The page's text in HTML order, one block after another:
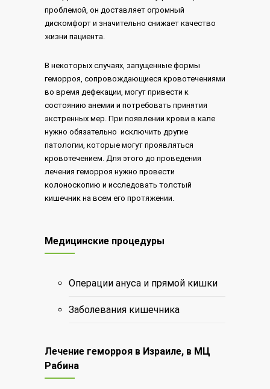
проблемой, он доставляет огромный
дискомфорт и значительно снижает качество
жизни пациента.
В некоторых случаях, запущенные формы
геморроя, сопровождающиеся кровотечениями
во время дефекации, могут привести к
состоянию анемии и потребовать принятия
экстренных мер. При появлении крови в кале
нужно обязательно исключить другие
патологии, которые могут проявляться
кровотечением. Для этого до проведения
лечения геморроя нужно провести
колоноскопию и исследовать толстый
кишечник на всем его протяжении.
Медицинские процедуры
Операции ануса и прямой кишки
Заболевания кишечника
Лечение геморроя в Израиле, в МЦ
Рабина